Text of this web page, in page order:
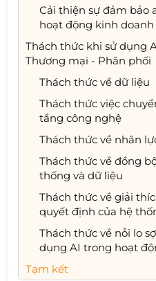
Cải thiện sự đảm bảo
hoạt động kinh doanh
Thách thức khi sử dụng
Thương mại - Phân phối
Thách thức về dữ liệu
Thách thức việc
tầng công nghệ
Thách thức về nhân
Thách thức về đồng
thống và dữ liệu
Thách thức về giải
quyết định của hệ
Thách thức về nỗi lo
dụng AI trong hoạt
Tạm kết